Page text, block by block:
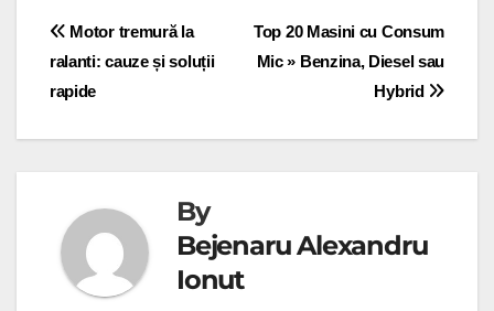
Navigare
în
articole
Top 20 Masini cu Consum
Mic » Benzina, Diesel sau
Hybrid
Motor tremură la
ralanti: cauze și soluții
rapide
By
Bejenaru Alexandru
Ionut